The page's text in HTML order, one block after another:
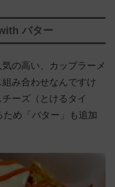
バター
の高い、カップラーメ
み合わせなんですけ
ーズ（とけるタイ
ため「バター」も追加